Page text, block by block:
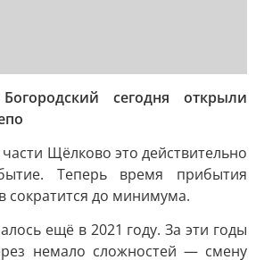
сегодня открыли
Щёлково это действительно
Теперь время прибытия
сократится до минимума.
ещё в 2021 году. За эти годы
немало сложностей — смену